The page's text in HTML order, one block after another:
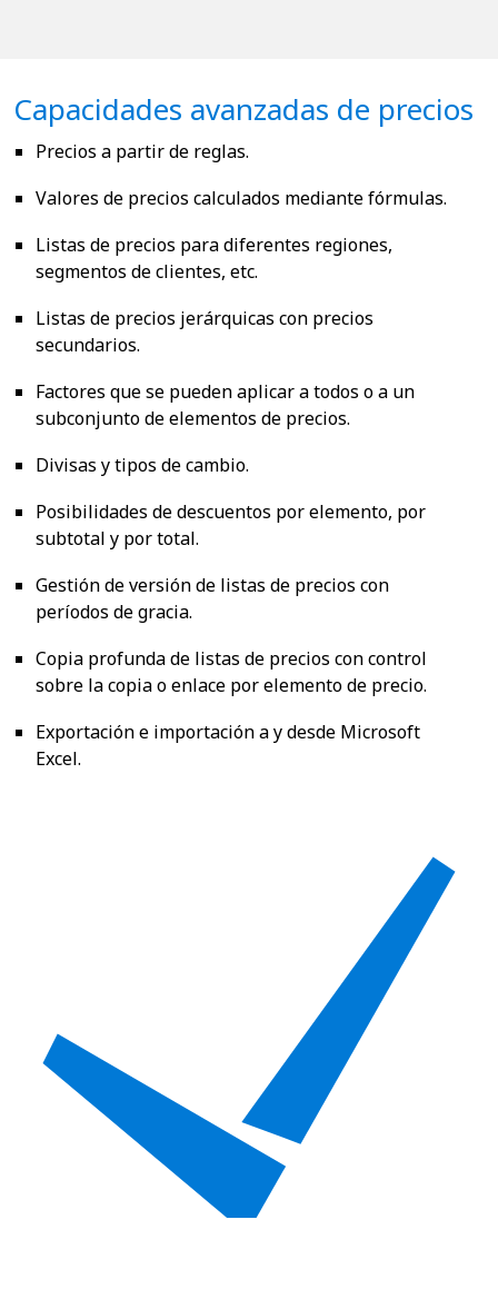
Capacidades avanzadas de precios
Precios a partir de reglas.
Valores de precios calculados mediante fórmulas.
Listas de precios para diferentes regiones,
segmentos de clientes, etc.
Listas de precios jerárquicas con precios
secundarios.
Factores que se pueden aplicar a todos o a un
subconjunto de elementos de precios.
Divisas y tipos de cambio.
Posibilidades de descuentos por elemento, por
subtotal y por total.
Gestión de versión de listas de precios con
períodos de gracia.
Copia profunda de listas de precios con control
sobre la copia o enlace por elemento de precio.
Exportación e importación a y desde Microsoft
Excel.